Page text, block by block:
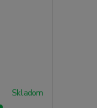
Skladom